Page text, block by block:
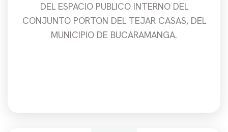
DEL ESPACIO PUBLICO INTERNO DEL
CONJUNTO PORTON DEL TEJAR CASAS, DEL
MUNICIPIO DE BUCARAMANGA.